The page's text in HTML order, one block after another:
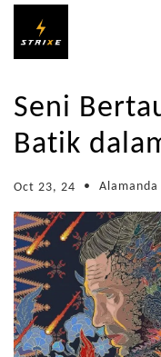
Seni
Batik
Oct 23, 24 • Alamanda